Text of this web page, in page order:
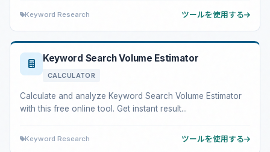
Keyword Research ツールを使用する
Keyword Search Volume Estimator
CALCULATOR
Calculate and analyze Keyword Search Volume Estimator
with this free online tool. Get instant result...
Keyword Research ツールを使用する